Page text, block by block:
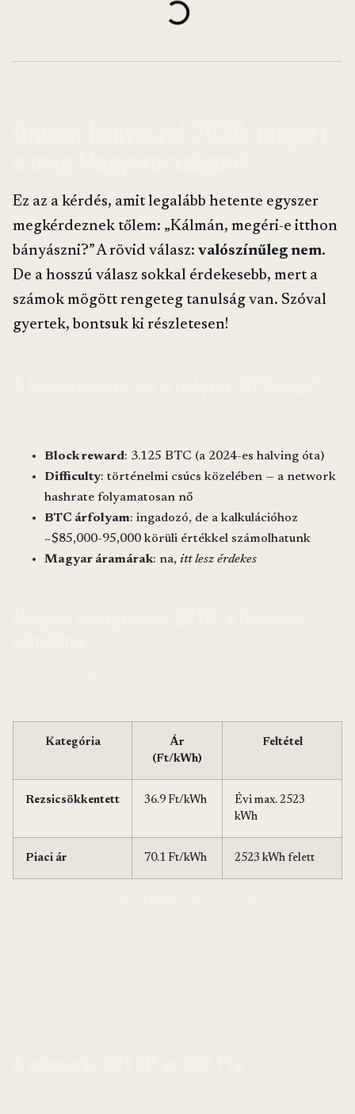
Ez az a kérdés, amit legalább hetente egyszer
megkérdeznek tőlem: „Kálmán, megéri-e itthon
bányászni?” A rövid válasz: valószínűleg nem.
De a hosszú válasz sokkal érdekesebb, mert a
számok mögött rengeteg tanulság van. Szóval
gyertek, bontsuk ki részletesen!
Block reward: 3.125 BTC (a 2024-es halving óta)
Difficulty: történelmi csúcs közelében — a network
hashrate folyamatosan nő
BTC árfolyam: ingadozó, de a kalkulációhoz
~$85,000-95,000 körüli értékkel számolhatunk
Magyar áramárak: na, itt lesz érdekes
Kategória
Ár
(Ft/kWh)
Feltétel
Rezsicsökkentett 36.9 Ft/kWh
Évi max. 2523
kWh
Piaci ár 70.1 Ft/kWh 2523 kWh felett